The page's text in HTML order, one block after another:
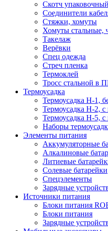
Скотч упаковочный
Соединители
Стяжки, хомуты
Хомуты стальные,
Такелаж
Верёвки
Спец одежда
Стреч пленка
Термоклей
Тросс стальной в
Термоусадка
Термоусадка H-1,
Термоусадка H-2,
Термоусадка H-5,
Наборы
Элементы питания
Аккумуляторные
Алкалиновые
Литиевые
Солевые батарейки
Спецэлементы
Зарядные
Источники питания
Блоки питания
Блоки питания
Зарядные